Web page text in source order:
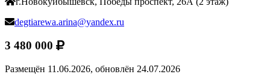
degtiarewa.arina@yandex.ru
3 480 000
Размещён 11.06.2026, обновлён 24.07.2026